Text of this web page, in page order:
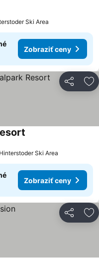
Ski Area
Zobraziť ceny
Zdieľať
Ski Area
Zobraziť ceny
Zdieľať